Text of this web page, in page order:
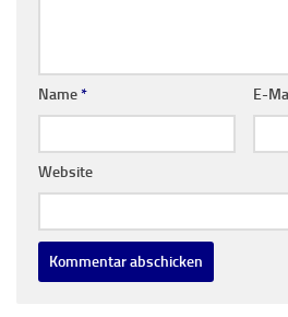
Name* E-
Website